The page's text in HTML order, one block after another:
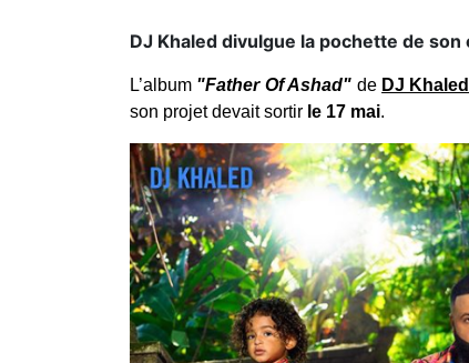
DJ Khaled divulgue la pochette de
L’album "Father Of Ashad" de DJ Khaled
son projet devait sortir le 17 mai.